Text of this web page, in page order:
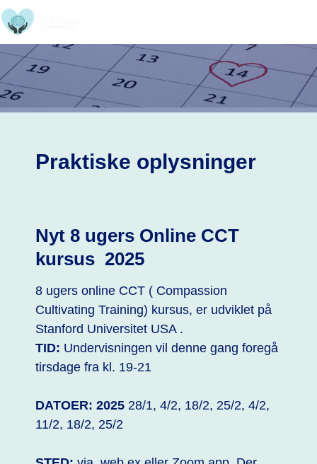
Hop
til
indholdet
Praktiske oplysninger
Nyt 8 ugers Online CCT
kursus 2025
8 ugers online CCT ( Compassion
Cultivating Training) kursus, er udviklet på
Stanford Universitet USA .
TID: Undervisningen vil denne gang foregå
tirsdage fra kl. 19-21
DATOER: 2025 28/1, 4/2, 18/2, 25/2, 4/2,
11/2, 18/2, 25/2